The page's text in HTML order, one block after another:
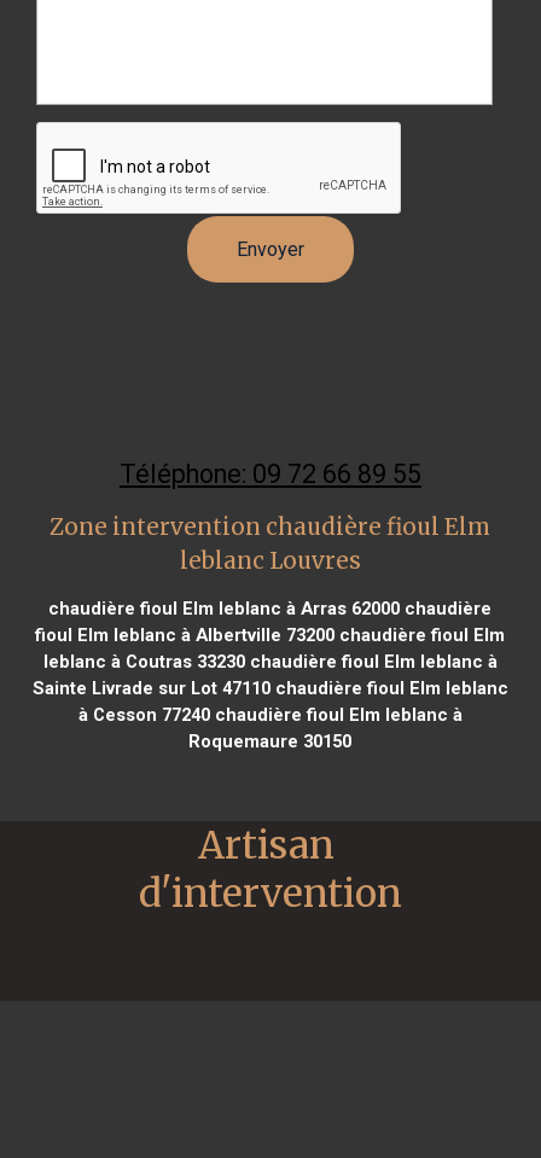
Téléphone: 09 72 66 89 55
Zone intervention chaudière fioul Elm
leblanc Louvres
chaudière fioul Elm leblanc à Arras 62000 chaudière
fioul Elm leblanc à Albertville 73200 chaudière fioul Elm
leblanc à Coutras 33230chaudière fioul Elm leblanc à
Sainte Livrade sur Lot 47110chaudière fioul Elm leblanc
à Cesson 77240chaudière fioul Elm leblanc à
Roquemaure 30150
Artisan
d'intervention